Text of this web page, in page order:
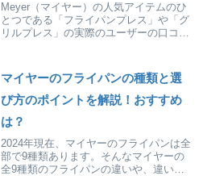
Meyer（マイヤー）の人気アイテムのひ
とつである「フライパンプレス」や「グ
リルプレス」の実際のユーザーの口コミ
す。
マイヤーのフライパンの種類と選
び方のポイントを解説！おすすめ
は？
2024年現在、マイヤーのフライパンは全
部で9種類あります。そんなマイヤーの
全9種類のフライパンの違いや、違いを